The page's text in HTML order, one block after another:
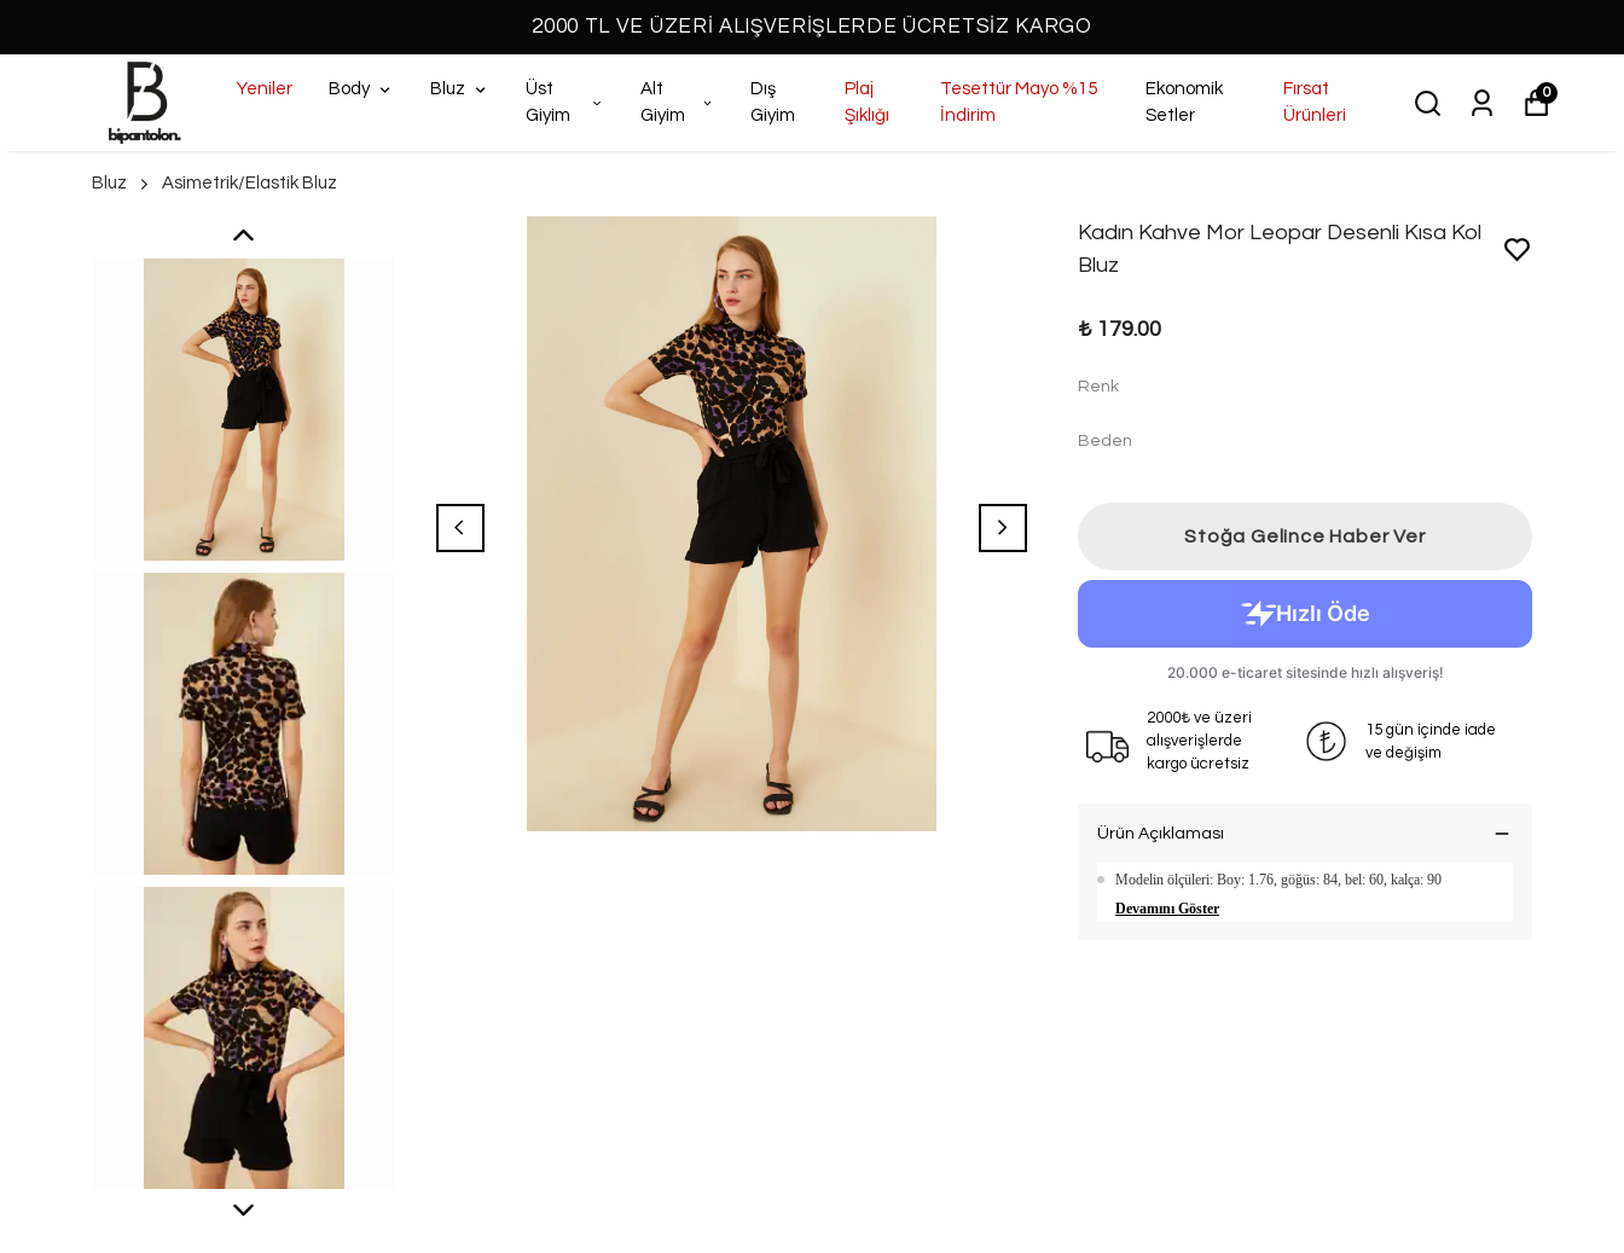
2000 TL VE ÜZERİ ALIŞVERİŞLERDE ÜCRETSİZ KARGO
Yeniler Body Bluz
Üst
Giyim
Alt
Giyim
Dış
Giyim
Plaj
Şıklığı
Tesettür Mayo %15
İndirim
Ekonomik
Setler
Fırsat
Ürünleri
0
Bluz Asimetrik/Elastik Bluz
Kadın Kahve Mor Leopar Desenli Kısa Kol
Bluz
₺ 179.00
Renk
Beden
Stoğa Gelince Haber Ver
2000₺ ve üzeri
alışverişlerde
kargo ücretsiz
15 gün içinde iade
ve değişim
Ürün Açıklaması
Modelin ölçüleri: Boy: 1.76, göğüs: 84, bel: 60, kalça: 90
Devamını Göster